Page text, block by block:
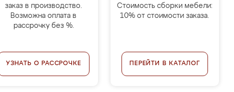
заказ в производство.
Возможна оплата в
рассрочку без %.
УЗНАТЬ О РАССРОЧКЕ
Стоимость сборки мебели:
10% от стоимости заказа.
ПЕРЕЙТИ В КАТАЛОГ